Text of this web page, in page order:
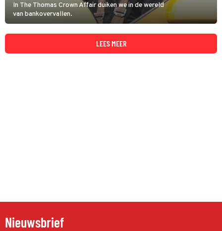
In The Thomas Crown Affair duiken we in de wereld
van bankovervallen.
LEES MEER
Nieuwsbrief